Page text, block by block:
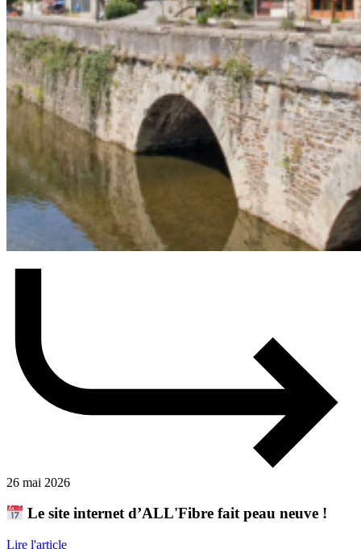
26 mai 2026
Le site internet d’ALL'Fibre fait peau neuve !
Lire l'article